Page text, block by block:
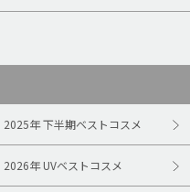
2025年 下半期ベストコスメ
2026年 UVベストコスメ